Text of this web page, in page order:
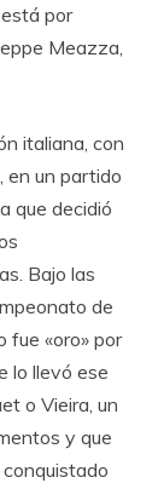
por
Meazza,
italiana, con
en un partido
que decidió
Bajo las
de
fue «oro» por
lo llevó ese
o Vieira, un
y que